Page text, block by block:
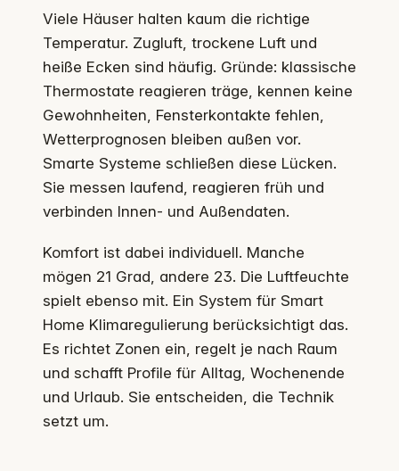
Viele Häuser halten kaum die richtige
Temperatur. Zugluft, trockene Luft und
heiße Ecken sind häufig. Gründe: klassische
Thermostate reagieren träge, kennen keine
Gewohnheiten, Fensterkontakte fehlen,
Wetterprognosen bleiben außen vor.
Smarte Systeme schließen diese Lücken.
Sie messen laufend, reagieren früh und
verbinden Innen- und Außendaten.
Komfort ist dabei individuell. Manche
mögen 21 Grad, andere 23. Die Luftfeuchte
spielt ebenso mit. Ein System für Smart
Home Klimaregulierung berücksichtigt das.
Es richtet Zonen ein, regelt je nach Raum
und schafft Profile für Alltag, Wochenende
und Urlaub. Sie entscheiden, die Technik
setzt um.